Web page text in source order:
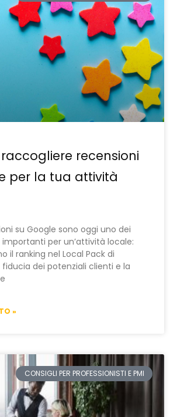
recensioni
per la tua attività
su Google sono oggi uno dei
per un’attività locale:
il ranking nel Local Pack di
fiducia dei potenziali clienti e la
»
CONSIGLI PER PROFESSIONISTI E PMI